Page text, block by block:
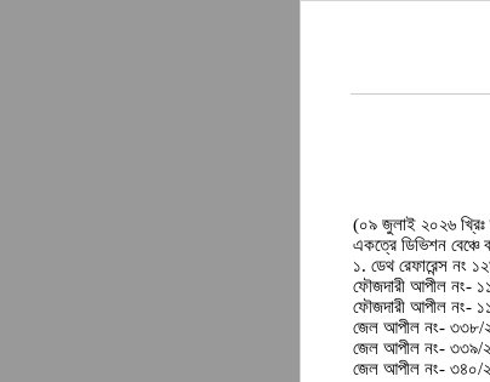
(০৯ জুলাই ২০২৬ খ্রিঃ
একত্রে ডিভিশন বেঞ্চে
১. ডেথ রেফারেন্স নং
ফৌজদারী আপীল নং-
ফৌজদারী আপীল নং-
জেল আপীল নং- ৩৩৮/
জেল আপীল নং- ৩৩৯/
জেল আপীল নং- ৩৪০/